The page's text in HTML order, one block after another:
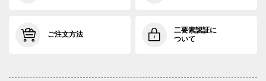
ご注文方法
二要素認証に
ついて